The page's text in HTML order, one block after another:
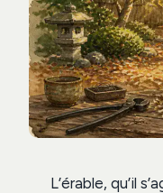
L’érable, qu’il